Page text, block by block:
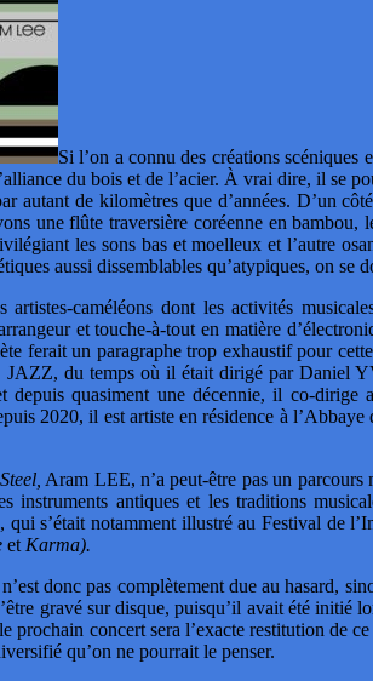
Si l’on a connu des créations
du bois et de l’acier. À vrai dire, il se
autant de kilomètres que d’années. D’un
une flûte traversière coréenne en
les sons bas et moelleux et l’autre
aussi dissemblables qu’atypiques, on
caméléons dont les activités
et touche-à-tout en matière
ferait un paragraphe trop exhaustif pour
du temps où il était dirigé par Daniel
depuis quasiment une décennie, il co-
2020, il est artiste en résidence à
Aram LEE, n’a peut-être pas un
instruments antiques et les traditions
s’était notamment illustré au Festival de
et Karma).
donc pas complètement due au hasard,
gravé sur disque, puisqu’il avait été initié
prochain concert sera l’exacte restitution de
qu’on ne pourrait le penser.